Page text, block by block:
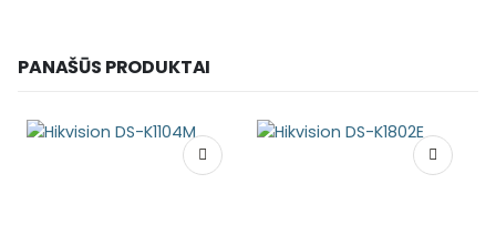
PANAŠŪS PRODUKTAI